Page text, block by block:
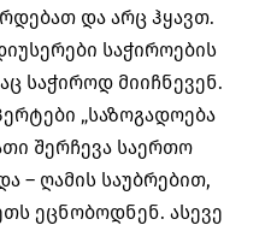
და არც ჰყავთ.
საჭიროების
საჭიროდ მიიჩნევენ.
„საზოგადოება
შერჩევა საერთო
– ღამის საუბრებით,
ეცნობოდნენ. ასევე